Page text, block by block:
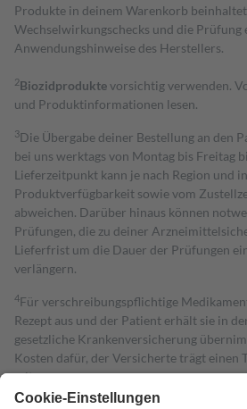
Produkte in deinem Warenkorb
Wechselwirkungschecks und die Prüfung
Anwendungshinweise des Herstellers.
2Biozidproduktevorsichtig verwenden.
und Produktinformationen lesen.
3Die Übergabe deiner Bestellung an den
bei uns werktags von Montag bis Freitag
Lieferzeitpunkt kann je nach Region und
Produktverfügbarkeit sowie vom
abweichen. Darüber hinaus können
Prüfungen, die zu deiner
Lieferfrist um die Dauer der Prüfungen
verlängern.
4Für verschreibungspflichtige
Rezept aus und der Patient erhält sie in
gesetzliche Krankenversicherung
Kosten dafür, der Versicherte trägt einen
mit.
Grundsätzlich leisten Mitglieder